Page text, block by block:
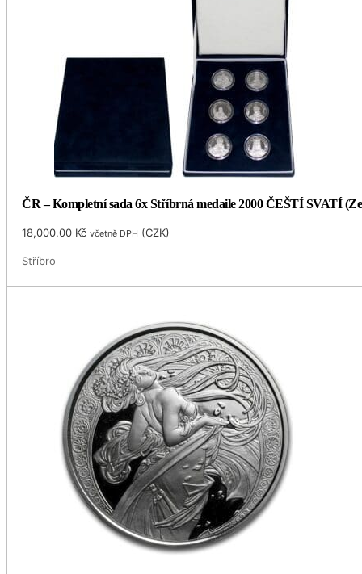
ČR – Kompletní sada 6x Stříbrná medaile 2000 ČEŠTÍ SVATÍ
18,000.00 Kč včetně DPH (CZK)
Stříbro